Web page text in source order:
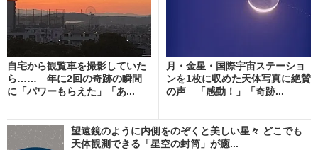
自宅から観覧車を撮影していた
ら…… 年に2回の奇跡の瞬間
に「パワーもらえた」「あ...
月・金星・国際宇宙ステーショ
ンを1枚に収めた天体写真に絶賛
の声 「感動！」「奇跡...
望遠鏡のように内側をのぞくと美しい星々 どこでも
天体観測できる「星空の封筒」が癒...